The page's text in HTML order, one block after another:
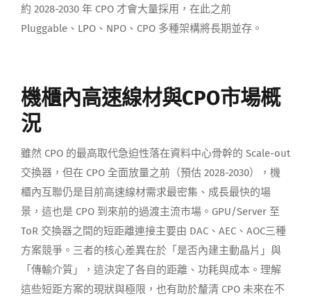
約 2028-2030 年 CPO 才會大量採用，在此之前
Pluggable、LPO、NPO、CPO 多種架構將長期並存。
機櫃內高速線材與CPO市場概
況
雖然 CPO 的最高取代急迫性落在資料中心骨幹的 Scale-out
交換器，但在 CPO 全面放量之前（預估 2028-2030），機
櫃內互聯仍是目前高速線材需求最密集、成長最快的場
景，這也是 CPO 到來前的過渡主流市場。GPU/Server 至
ToR 交換器之間的短距離連接主要由 DAC、AEC、AOC三種
方案競爭。三者的核心差異在於「是否內建主動晶片」與
「傳輸介質」，這決定了各自的距離、功耗與成本。理解
這些短距方案的現狀與極限，也有助於釐清 CPO 未來在不